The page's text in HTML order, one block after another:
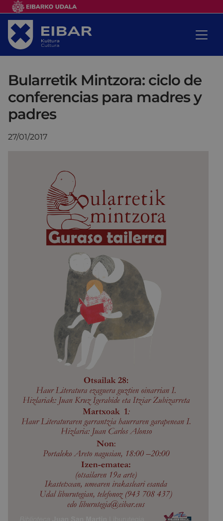
Bularretik Mintzora: ciclo de
conferencias para madres y
padres
27/01/2017